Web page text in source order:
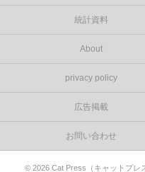
統計資料
About
privacy policy
広告掲載
お問い合わせ
© 2026 Cat Press（キャットプレ